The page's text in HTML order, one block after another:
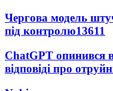
Чергова модель
під контролю13611
ChatGPT опинився
відповіді про